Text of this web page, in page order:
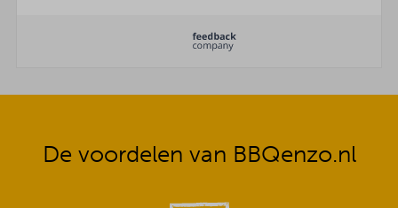
De voordelen van BBQenzo.nl